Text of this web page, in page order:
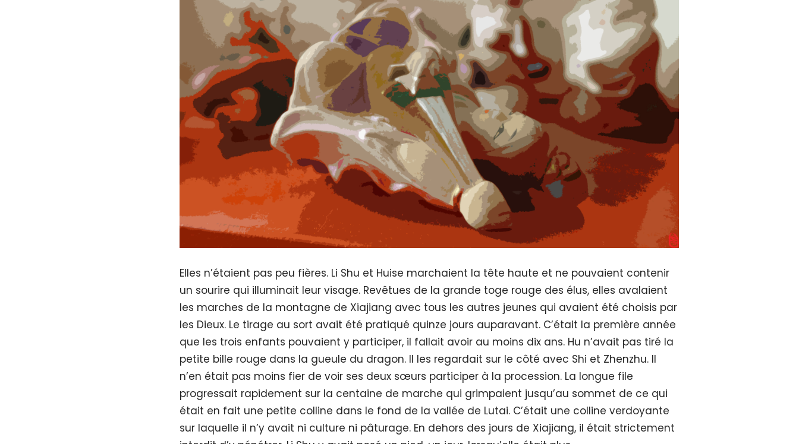
Elles n’étaient pas peu fières. Li Shu et Huise marchaient la tête haute et ne pouvaient contenir
un sourire qui illuminait leur visage. Revêtues de la grande toge rouge des élus, elles avalaient
les marches de la montagne de Xiajiang avec tous les autres jeunes qui avaient été choisis par
les Dieux. Le tirage au sort avait été pratiqué quinze jours auparavant. C’était la première année
que les trois enfants pouvaient y participer, il fallait avoir au moins dix ans. Hu n’avait pas tiré la
petite bille rouge dans la gueule du dragon. Il les regardait sur le côté avec Shi et Zhenzhu. Il
n’en était pas moins fier de voir ses deux sœurs participer à la procession. La longue file
progressait rapidement sur la centaine de marche qui grimpaient jusqu’au sommet de ce qui
était en fait une petite colline dans le fond de la vallée de Lutai. C’était une colline verdoyante
sur laquelle il n’y avait ni culture ni pâturage. En dehors des jours de Xiajiang, il était strictement